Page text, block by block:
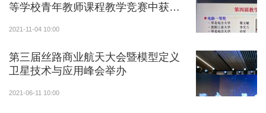
等学校青年教师课程教学竞赛中获佳
2021-11-04 10:00
第三届丝路商业航天大会暨模型定义
卫星技术与应用峰会举办
2021-06-11 10:00